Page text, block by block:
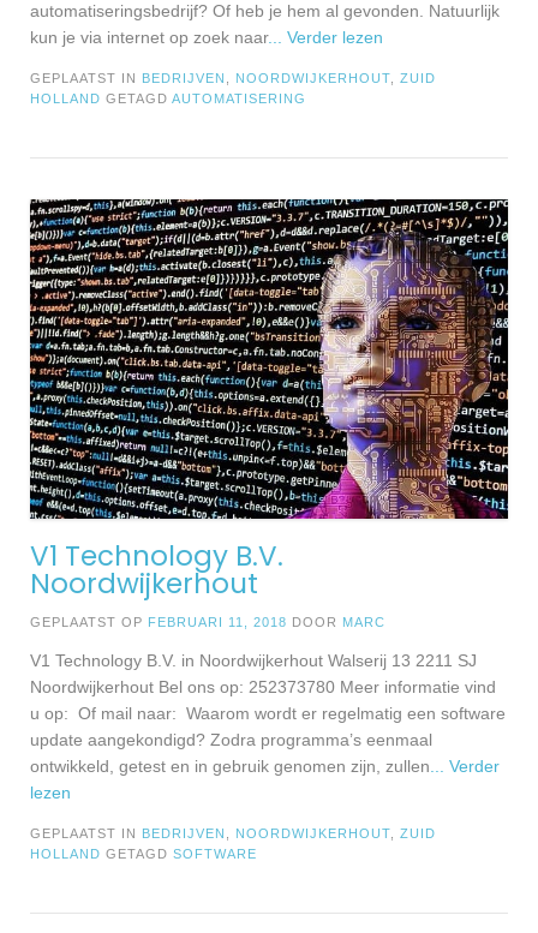
automatiseringsbedrijf? Of heb je hem al gevonden. Natuurlijk
kun je via internet op zoek naar... Verder lezen
GEPLAATST IN BEDRIJVEN NOORDWIJKERHOUT
ZUID
HOLLAND GETAGD AUTOMATISERING
V1 Technology B.V.
Noordwijkerhout
GEPLAATST OP FEBRUARI 11, 2018 DOOR MARC
V1 Technology B.V. in Noordwijkerhout Walserij 13 2211 SJ
Noordwijkerhout Bel ons op: 252373780 Meer informatie vind
u op: Of mail naar: Waarom wordt er regelmatig een software
update aangekondigd? Zodra programma’s eenmaal
ontwikkeld, getest en in gebruik genomen zijn, zullen... Verder
lezen
GEPLAATST IN BEDRIJVEN NOORDWIJKERHOUT
ZUID
HOLLAND GETAGD SOFTWARE